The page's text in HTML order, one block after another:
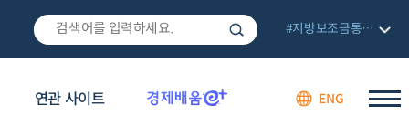
연관 사이트 ENG
#지방보조금통합관리망